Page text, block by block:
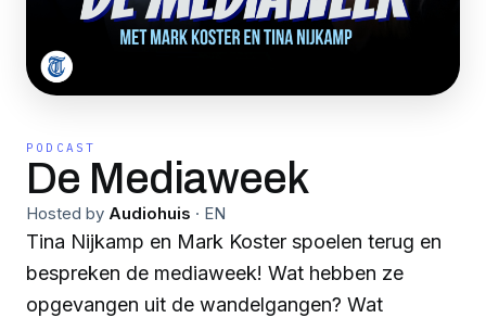
PODCAST
De Mediaweek
Hosted by Audiohuis · EN
Tina Nijkamp en Mark Koster spoelen terug en
bespreken de mediaweek! Wat hebben ze
opgevangen uit de wandelgangen? Wat